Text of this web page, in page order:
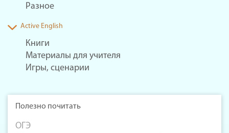
Разное
Active English
Книги
Материалы для учителя
Игры, сценарии
Полезно почитать
ОГЭ